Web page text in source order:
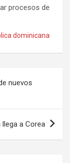
procesos de
dominicana
nuevos
llega a Corea